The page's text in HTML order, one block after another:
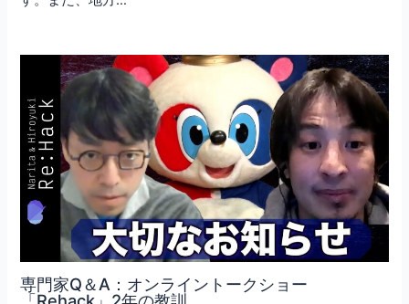
専門家Q＆A：オンライントークショー